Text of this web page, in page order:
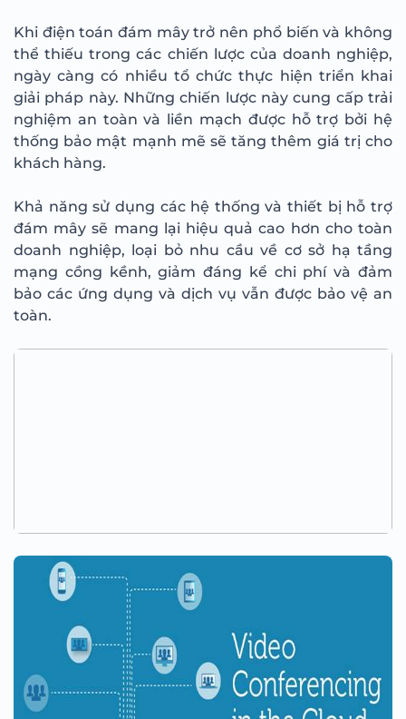
Khi điện toán đám mây trở nên phổ biến và không
thể thiếu trong các chiến lược của doanh nghiệp,
ngày càng có nhiều tổ chức thực hiện triển khai
giải pháp này. Những chiến lược này cung cấp trải
nghiệm an toàn và liền mạch được hỗ trợ bởi hệ
thống bảo mật mạnh mẽ sẽ tăng thêm giá trị cho
khách hàng.
Khả năng sử dụng các hệ thống và thiết bị hỗ trợ
đám mây sẽ mang lại hiệu quả cao hơn cho toàn
doanh nghiệp, loại bỏ nhu cầu về cơ sở hạ tầng
mạng cồng kềnh, giảm đáng kể chi phí và đảm
bảo các ứng dụng và dịch vụ vẫn được bảo vệ an
toàn.